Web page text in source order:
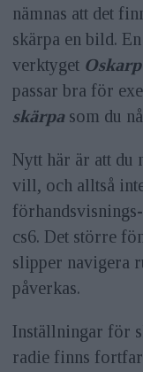
nämnas att det
skärpa en bild.
verktyget
passar bra för
skärpasom du
Nytt här är att du
vill, och alltså
cs6. Det större
slipper navigera
påverkas.
Inställningar för
radie finns